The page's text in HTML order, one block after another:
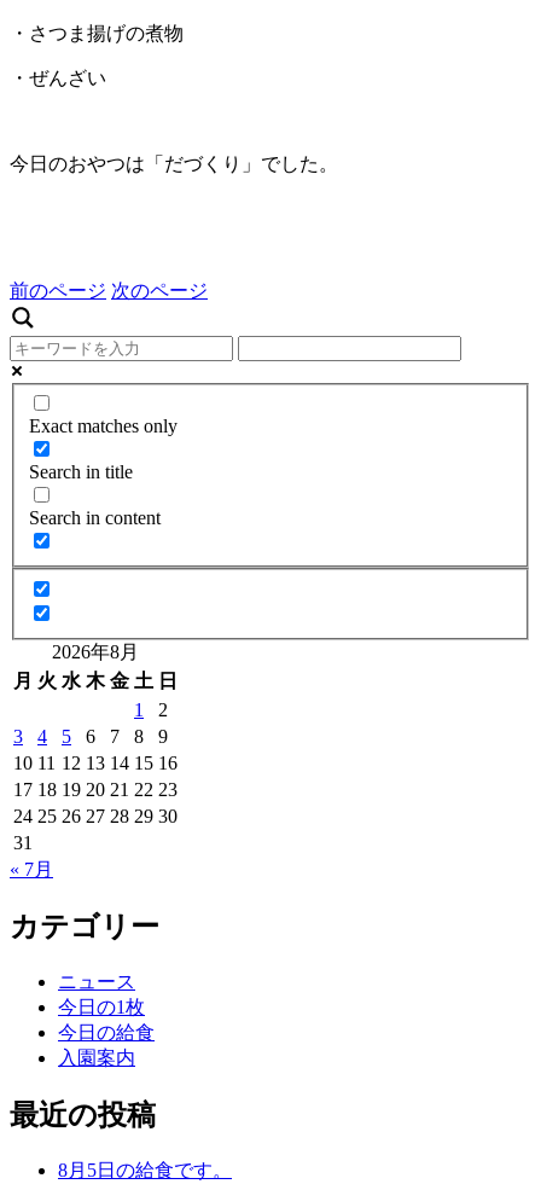
・さつま揚げの煮物
・ぜんざい
今日のおやつは「だづくり」でした。
前のページ 次のページ
Exact matches only
Search in title
Search in content
2026年8月
月 火 水 木 金 土 日
1
2
3
4 5 6 7 8
9
10 11 12 13 14 15 16
17 18 19 20 21 22 23
24 25 26 27 28 29 30
31
« 7月
カテゴリー
ニュース
今日の1枚
今日の給食
入園案内
最近の投稿
8月5日の給食です。